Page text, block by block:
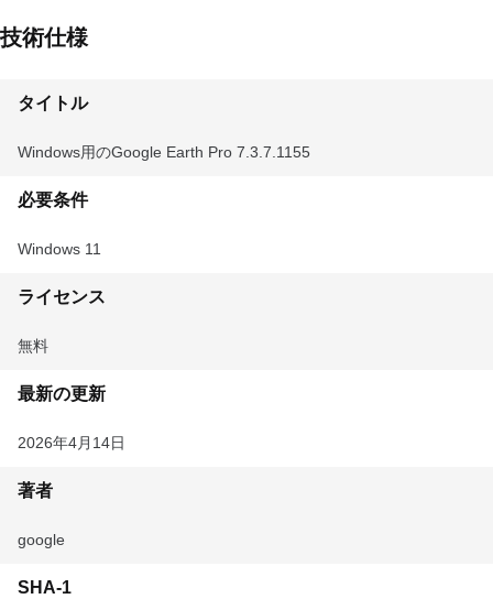
技術仕様
タイトル
Windows用のGoogle Earth Pro 7.3.7.1155
必要条件
Windows 11
ライセンス
無料
最新の更新
2026年4月14日
著者
google
SHA-1